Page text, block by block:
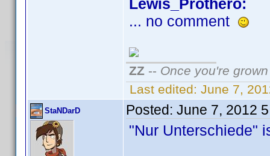
Lewis_Prothero:
... no comment
ZZ -- Once you're
Last edited: June 7,
StaNDarD Posted: June 7, 2012
"Nur Unterschiede"